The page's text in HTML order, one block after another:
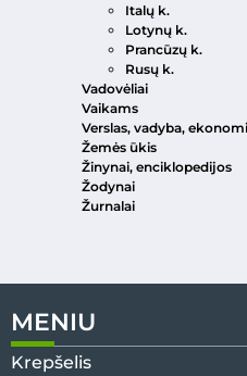
Italų k.
Lotynų k.
Prancūzų k.
Rusų k.
Vadovėliai
Vaikams
Verslas, vadyba,
Žemės ūkis
Žinynai, enciklopedijos
Žodynai
Žurnalai
MENIU
Krepšelis